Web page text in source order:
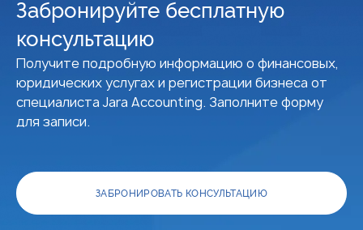
Забронируйте бесплатную
консультацию
Получите подробную информацию о финансовых,
юридических услугах и регистрации бизнеса от
специалиста Jara Accounting. Заполните форму
для записи.
ЗАБРОНИРОВАТЬ КОНСУЛЬТАЦИЮ